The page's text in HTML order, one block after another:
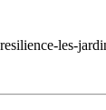
les-